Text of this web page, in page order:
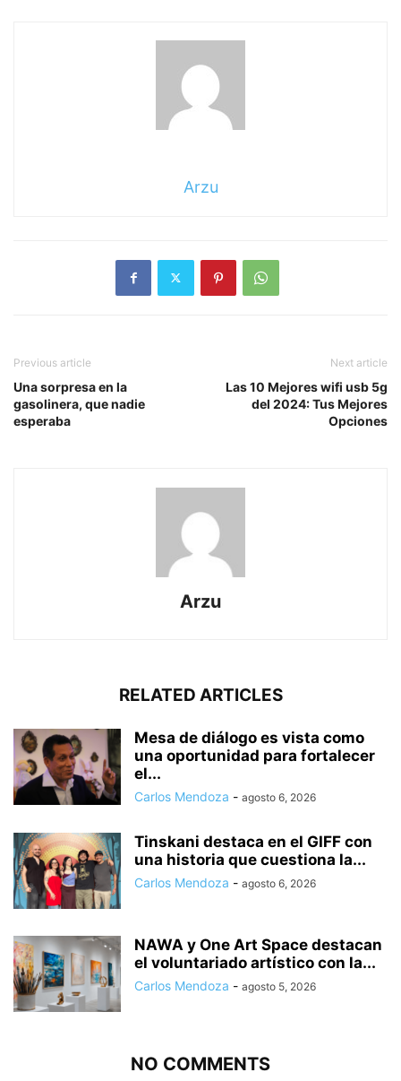
Arzu
Previous article
Una sorpresa en la
gasolinera, que nadie
esperaba
Next article
Las 10 Mejores wifi usb 5g
del 2024: Tus Mejores
Opciones
Arzu
RELATED ARTICLES
Mesa de diálogo es vista como
una oportunidad para fortalecer
el...
Carlos Mendoza - agosto 6, 2026
Tinskani destaca en el GIFF con
una historia que cuestiona la...
Carlos Mendoza - agosto 6, 2026
NAWA y One Art Space destacan
el voluntariado artístico con la...
Carlos Mendoza - agosto 5, 2026
NO COMMENTS